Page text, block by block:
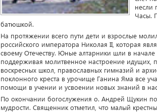
несли
Часы.
батюшкой.
На протяжении всего пути дети и взрослые
российского императора Николая II, которая
своему Отечеству. Юные алтарники шли в начале
поддерживая молитвенное настроение идущих,
воскресных школ, православных гимназий и
поклонного креста в урочище Ганина Яма все
помощи в учении и усвоении новых знаний в
По окончании богослужения о. Андрей Щукин
мудрости. Священник отметил, что малый